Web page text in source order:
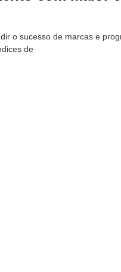
o sucesso de marcas e
de